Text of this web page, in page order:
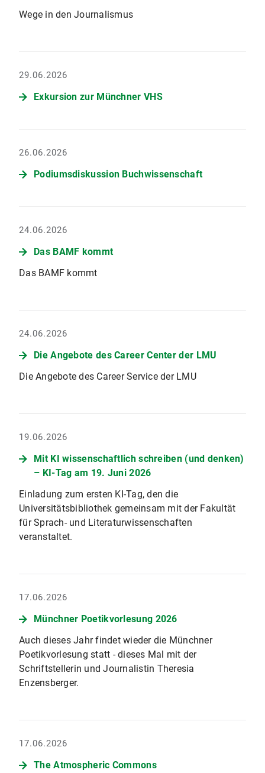
Wege in den Journalismus
29.06.2026
Exkursion zur Münchner VHS
26.06.2026
Podiumsdiskussion Buchwissenschaft
24.06.2026
Das BAMF kommt
Das BAMF kommt
24.06.2026
Die Angebote des Career Center der LMU
Die Angebote des Career Service der LMU
19.06.2026
Mit KI wissenschaftlich schreiben (und denken)
– KI-Tag am 19. Juni 2026
Einladung zum ersten KI-Tag, den die
Universitätsbibliothek gemeinsam mit der Fakultät
für Sprach- und Literaturwissenschaften
veranstaltet.
17.06.2026
Münchner Poetikvorlesung 2026
Auch dieses Jahr findet wieder die Münchner
Poetikvorlesung statt - dieses Mal mit der
Schriftstellerin und Journalistin Theresia
Enzensberger.
17.06.2026
The Atmospheric Commons